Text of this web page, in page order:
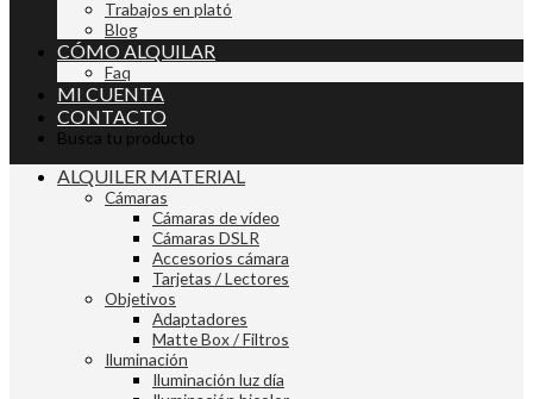
Trabajos en plató
Blog
CÓMO ALQUILAR
Faq
MI CUENTA
CONTACTO
Busca tu producto
ALQUILER MATERIAL
Cámaras
Cámaras de vídeo
Cámaras DSLR
Accesorios cámara
Tarjetas / Lectores
Objetivos
Adaptadores
Matte Box / Filtros
Iluminación
Iluminación luz día